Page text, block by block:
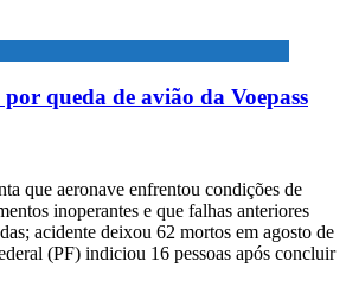
queda de avião da Voepass
que aeronave enfrentou condições de
inoperantes e que falhas anteriores
acidente deixou 62 mortos em agosto de
(PF) indiciou 16 pessoas após concluir